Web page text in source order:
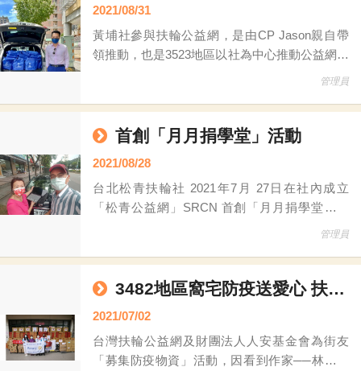
方真不少，若透過政府
2021/08/31
黃埔社參與扶輪公益網，是由CP Jason親自帶
領推動，也是3523地區以社為中心推動公益網很
參與扶輪公益網的紀錄，也就是每人今年至少都
要捐贈一項物品，」CP Jason說，他準備在社
與扶輪公益網的社友，希望讓社友透過扶輪公益
往
管理員
首創「月月捐學堂」活動
2021/08/28
台北松青扶輪社 2021年7月 27日在社內成立
「松青公益網」SRCN 首創「月月捐學堂」活
求」提供物資，關心募集了接近一個月都沒有募
集到物資的個案，主動和社服團體討論數量不足
和二手品的差異，例如:募集「新品」NB或平板
電腦來解決偏鄉遠距教學通常困難度較高，松青
管理員
3482地區窩宅防疫送愛心 扶輪公益網捐助寒士齊防疫
2021/07/02
台灣扶輪公益網及財團法人人安基金會為街友
「募集防疫物資」活動，因看到作家──林立青